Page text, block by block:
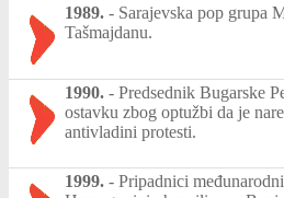
1989. - Sarajevska pop grupa
Tašmajdanu.
1990. - Predsednik Bugarske
ostavku zbog optužbi da je
antivladini protesti.
1999. - Pripadnici